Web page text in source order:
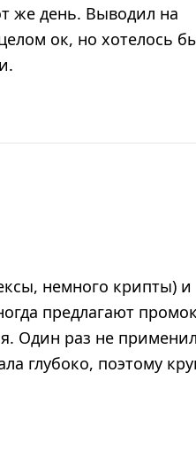
же день. Выводил на
ок, но хотелось
немного крипты) и
предлагают
Один раз не
глубоко, поэтому